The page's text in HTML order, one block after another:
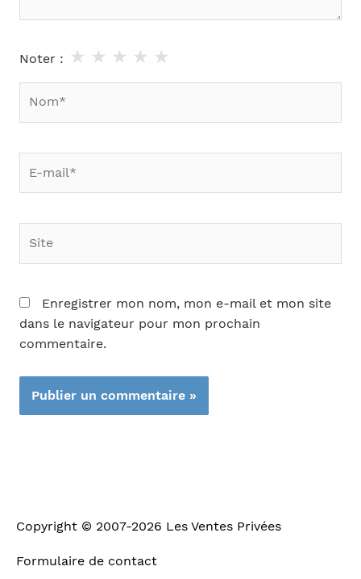
Noter : ★
★
★
★
★
mail*
Enregistrer mon nom, mon e-mail et mon site
dans le navigateur pour mon prochain
commentaire.
Copyright © 2007-2026 Les Ventes Privées
Formulaire de contact